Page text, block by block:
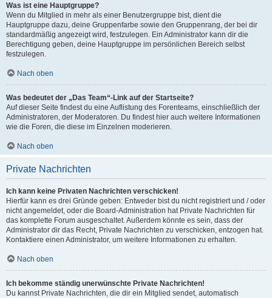
Was ist eine Hauptgruppe?
Wenn du Mitglied in mehr als einer Benutzergruppe bist, dient die
Hauptgruppe dazu, deine Gruppenfarbe sowie den Gruppenrang, der bei dir
standardmäßig angezeigt wird, festzulegen. Ein Administrator kann dir die
Berechtigung geben, deine Hauptgruppe im persönlichen Bereich selbst
festzulegen.
Nach oben
Was bedeutet der „Das Team“-Link auf der Startseite?
Auf dieser Seite findest du eine Auflistung des Forenteams, einschließlich der
Administratoren, der Moderatoren. Du findest hier auch weitere Informationen
wie die Foren, die diese im Einzelnen moderieren.
Nach oben
Private Nachrichten
Ich kann keine Privaten Nachrichten verschicken!
Hierfür kann es drei Gründe geben: Entweder bist du nicht registriert und / oder
nicht angemeldet, oder die Board-Administration hat Private Nachrichten für
das komplette Forum ausgeschaltet. Außerdem könnte es sein, dass der
Administrator dir das Recht, Private Nachrichten zu verschicken, entzogen hat.
Kontaktiere einen Administrator, um weitere Informationen zu erhalten.
Nach oben
Ich bekomme ständig unerwünschte Private Nachrichten!
Du kannst Private Nachrichten, die dir ein Mitglied sendet, automatisch